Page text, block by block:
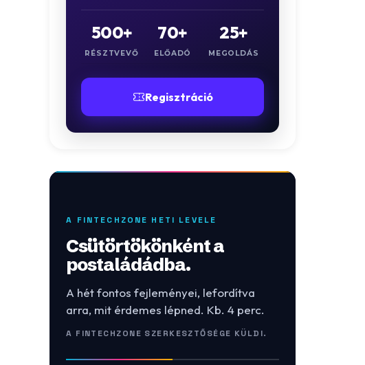
500+
RÉSZTVEVŐ
70+
ELŐADÓ
25+
MEGOLDÁS
Regisztráció
A FINTECHZONE HETI LEVELE
Csütörtökönként a
postaládádba.
A hét fontos fejleményei, lefordítva
arra, mit érdemes lépned. Kb. 4 perc.
A FINTECHZONE SZERKESZTŐSÉGE KÜLDI.